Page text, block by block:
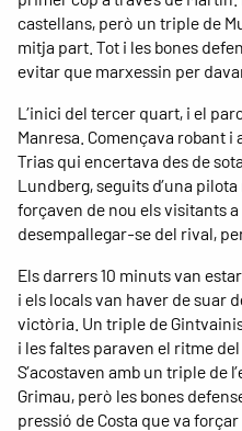
castellans, però un triple de
mitja part. Tot i les bones
evitar que marxessin per
L’inici del tercer quart, i el
Manresa. Començava robant
Trias qui encertava des de
Lundberg, seguits d’una
forçaven de nou els visitants
desempallegar-se del rival,
Els darrers 10 minuts van
i els locals van haver de suar
victòria. Un triple de
i les faltes paraven el ritme
S’acostaven amb un triple de
Grimau, però les bones
pressió de Costa que va